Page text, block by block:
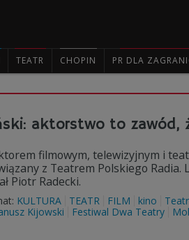
TEATR CHOPIN PR DLA
aktorstwo to zawód,
filmowym, telewizyjnym i
z Teatrem Polskiego
Piotr Radecki.
KULTURA TEATR FILM kino
Kijowski Festiwal Dwa Teatry